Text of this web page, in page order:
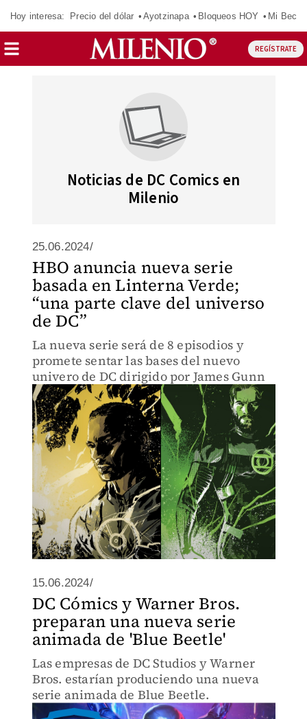
Hoy interesa: Precio del dólar Ayotzinapa Bloqueos HOY Mi Beca
REGÍSTRATE
Noticias de DC Comics en
Milenio
25.06.2024/
HBO anuncia nueva serie
basada en Linterna Verde;
“una parte clave del universo
de DC”
La nueva serie será de 8 episodios y
promete sentar las bases del nuevo
univero de DC dirigido por James Gunn
15.06.2024/
DC Cómics y Warner Bros.
preparan una nueva serie
animada de 'Blue Beetle'
Las empresas de DC Studios y Warner
Bros. estarían produciendo una nueva
serie animada de Blue Beetle.